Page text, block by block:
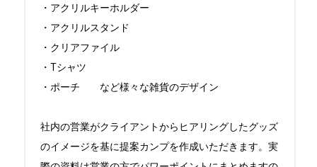
・アクリルキーホルダー
・アクリルスタンド
・クリアファイル
・Tシャツ
・ポーチ　　など様々な雑貨のデザイン
社内の営業がクライアントからヒアリングしたグッズ
のイメージを基に提案カンプを作成いただきます。実